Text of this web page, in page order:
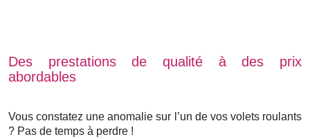
Des prestations de qualité à des prix
abordables
Vous constatez une anomalie sur l’un de vos volets roulants
? Pas de temps à perdre !